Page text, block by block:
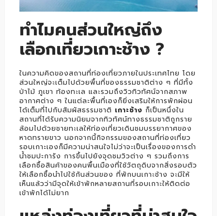
ทำไมคนส่วนใหญ่ถึง
เลือกเที่ยวเกาะช้าง ?
ในความคิดของสถานที่ท่องเที่ยวภายในประเทศไทย โดย
ส่วนใหญ่จะเต็มไปด้วยพื้นที่ของธรรมชาติต่าง ๆ ที่มีทั้ง
ป่าไม้ ภูเขา ท้องทะเล และรวมถึงวิวทิวทัศน์จากสภาพ
อากาศต่าง ๆ ในแต่ละพื้นที่เองก็ยิ่งเสริมให้การพักผ่อน
ได้เต็มที่ไปกับสัมผัสธรรมชาติ เกาะช้าง ก็เป็นหนึ่งใน
สถานที่ได้รับความนิยมจากทิวทัศน์ทางธรรมชาติถูกราย
ล้อมไปด้วยชายทะเลให้ท่องเที่ยวเดินชมบรรยากาศของ
หาดทรายขาว นอกจากนี้กิจกรรมของสถานที่ท่องเที่ยว
รอบเกาะเองก็มีความน่าสนใจไม่ว่าจะเป็นเรื่องของการดำ
น้ำชมปะการัง การขึ้นไปยังจุดชมวิวต่าง ๆ รวมถึงการ
เลือกซื้อสินค้าของคนพื้นเมืองที่ใช้วัตถุดิบจากสิ่งรอบตัว
ให้เลือกซื้อนำไปใช้กันส่วนของ ที่พักบนเกาะช้าง จะมีให้
เห็นแล้วว่ามีจุดให้เข้าพักหลายสถานที่รอบเกาะให้ติดต่อ
เข้าพักได้ไม่ยาก